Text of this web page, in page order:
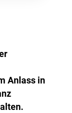
Anlass in